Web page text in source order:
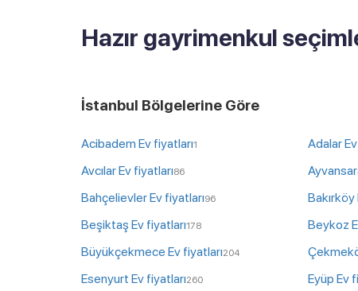
Hazır gayrimenkul
İstanbul Bölgelerine Göre
Acibadem Ev fiyatları1 Adalar
Avcılar Ev fiyatları86
Bahçelievler Ev fiyatları96 Bakırköy
Beşiktaş Ev fiyatları178 Beykoz
Büyükçekmece Ev fiyatları204
Esenyurt Ev fiyatları260 Eyüp Ev